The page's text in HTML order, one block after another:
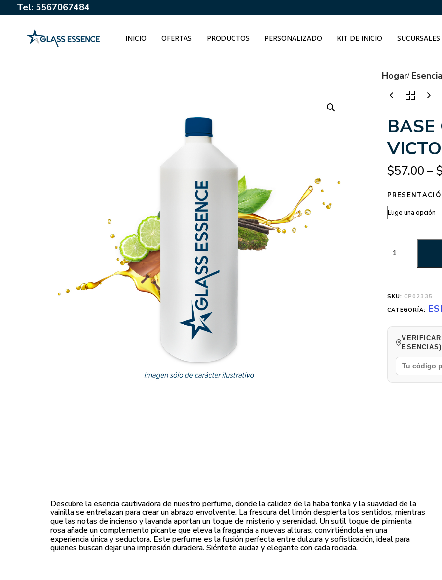
Tel: 5567067484
INICIO OFERTAS PRODUCTOS PERSONALIZADO KIT DE INICIO SUCURSALES
Hogar
$57.00 –
SKU: CP02335
CATEGORÍA:
ESENCIAS)
Descubre la esencia cautivadora de nuestro perfume, donde la calidez de la haba tonka y la suavidad de la
vainilla se entrelazan para crear un abrazo envolvente. La frescura del limón despierta los sentidos, mientras
que las notas de incienso y lavanda aportan un toque de misterio y serenidad. Un sutil toque de pimienta
rosa añade un complemento picante que eleva la fragancia a nuevas alturas, convirtiéndola en una
experiencia única y seductora. Este perfume es la fusión perfecta entre dulzura y sofisticación, ideal para
quienes buscan dejar una impresión duradera. Siéntete audaz y elegante con cada rociada.